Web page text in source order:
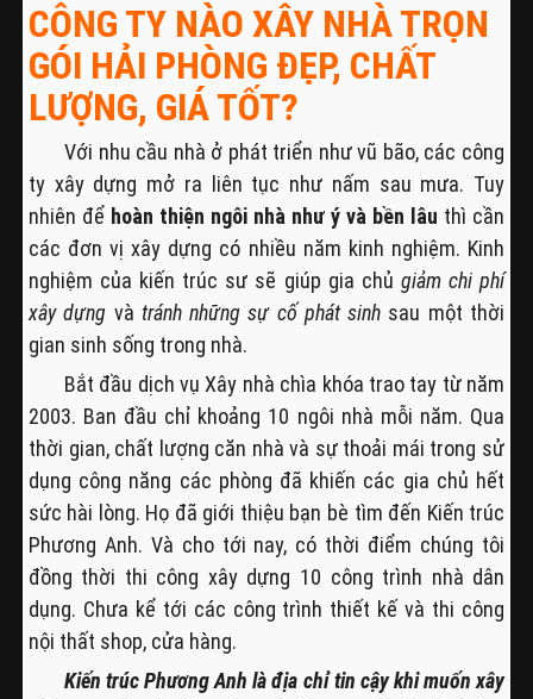
CÔNG TY NÀO XÂY NHÀ TRỌN
GÓI HẢI PHÒNG ĐẸP, CHẤT
LƯỢNG, GIÁ TỐT?
Với nhu cầu nhà ở phát triển như vũ bão, các công
ty xây dựng mở ra liên tục như nấm sau mưa. Tuy
nhiên để hoàn thiện ngôi nhà như ý và bền lâu thì cần
các đơn vị xây dựng có nhiều năm kinh nghiệm. Kinh
nghiệm của kiến trúc sư sẽ giúp gia chủ giảm chi phí
xây dựng và tránh những sự cố phát sinh sau một thời
gian sinh sống trong nhà.
Bắt đầu dịch vụ Xây nhà chìa khóa trao tay từ năm
2003. Ban đầu chỉ khoảng 10 ngôi nhà mỗi năm. Qua
thời gian, chất lượng căn nhà và sự thoải mái trong sử
dụng công năng các phòng đã khiến các gia chủ hết
sức hài lòng. Họ đã giới thiệu bạn bè tìm đến Kiến trúc
Phương Anh. Và cho tới nay, có thời điểm chúng tôi
đồng thời thi công xây dựng 10 công trình nhà dân
dụng. Chưa kể tới các công trình thiết kế và thi công
nội thất shop, cửa hàng.
Kiến trúc Phương Anh là địa chỉ tin cậy khi muốn xây